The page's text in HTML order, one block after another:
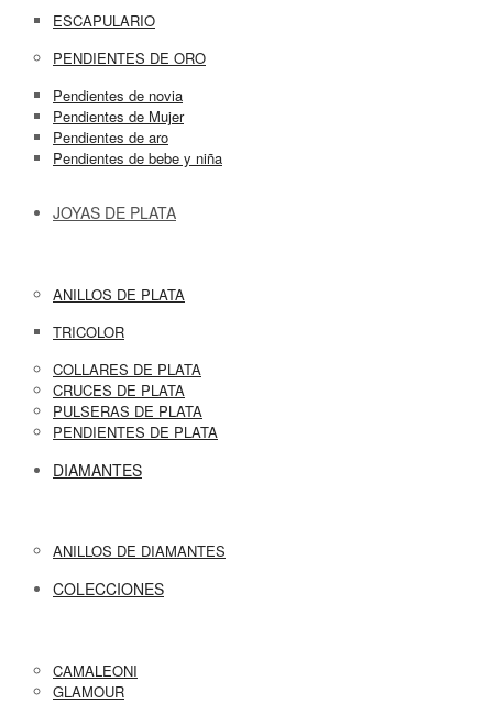
ESCAPULARIO
PENDIENTES DE ORO
Pendientes de novia
Pendientes de Mujer
Pendientes de aro
Pendientes de bebe y niña
JOYAS DE PLATA
ANILLOS DE PLATA
TRICOLOR
COLLARES DE PLATA
CRUCES DE PLATA
PULSERAS DE PLATA
PENDIENTES DE PLATA
DIAMANTES
ANILLOS DE DIAMANTES
COLECCIONES
CAMALEONI
GLAMOUR